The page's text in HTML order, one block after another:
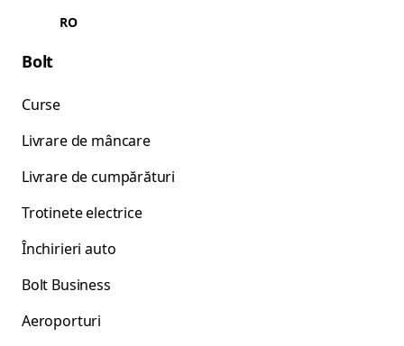
RO
Bolt
Curse
Livrare de mâncare
Livrare de cumpărături
Trotinete electrice
Închirieri auto
Bolt Business
Aeroporturi